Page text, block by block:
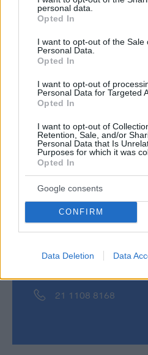
grant or deny consent to Google
use your data for below
consent section.
personal data.
Opted In
I want to opt-out of the Sale
Personal Data.
Opted In
I want to opt-out of
Personal Data for Targeted
Opted In
I want to opt-out of
Retention, Sale, and/or
Personal Data that Is
Purposes for which it was
Opted In
Google consents
CONFIRM
Data Deletion Data
city, μιλάμε σίγουρα και για
από τους κορυφαίους
νοτίων, την Puma!
21 1108 8168